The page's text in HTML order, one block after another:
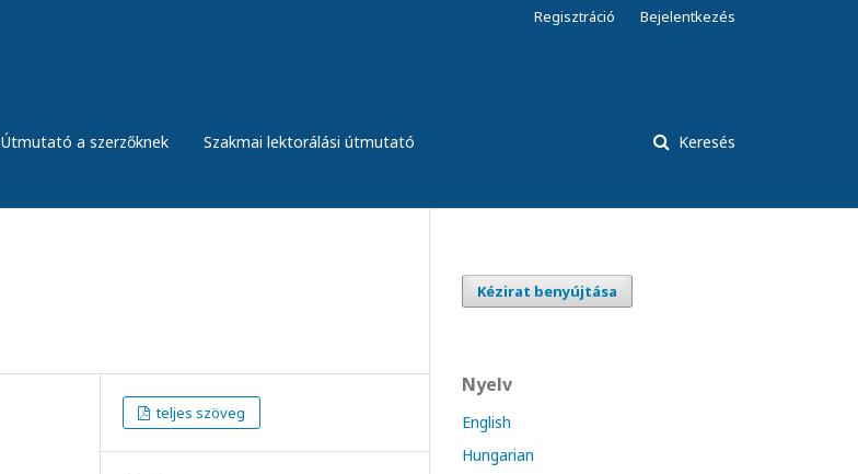
Útmutató a szerzőknek Szakmai lektorálási útmutató Keresés
Regisztráció Bejelentkezés
teljes szöveg
Kézirat benyújtása
Nyelv
English
Hungarian